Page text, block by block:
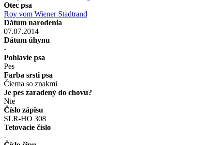
Otec psa
Roy vom Wiener Stadtrand
Dátum narodenia
07.07.2014
Dátum úhynu
-
Pohlavie psa
Pes
Farba srsti psa
Čierna so znakmi
Je pes zaradený do chovu?
Nie
Číslo zápisu
SLR-HO 308
Tetovacie číslo
-